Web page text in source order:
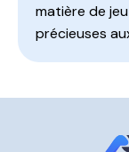
matière de
précieuses